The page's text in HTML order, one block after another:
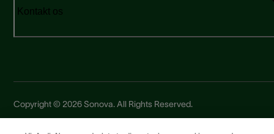
Kontakt os
Copyright © 2026 Sonova. All Rights Reserved.